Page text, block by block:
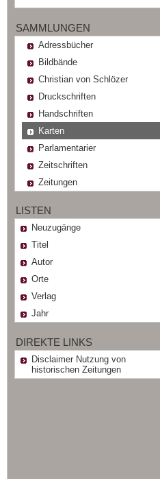
SAMMLUNGEN
Adressbücher
Bildbände
Christian von Schlözer
Druckschriften
Handschriften
Karten
Parlamentarier
Zeitschriften
Zeitungen
LISTEN
Neuzugänge
Titel
Autor
Orte
Verlag
Jahr
DIREKTE LINKS
Disclaimer Nutzung von
historischen Zeitungen